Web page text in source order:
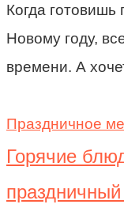
Когда
Новому году,
времени. А
Праздничное
Горячие